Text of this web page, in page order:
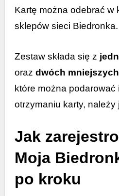
Kartę można odebrać w
sklepów sieci Biedronka.
Zestaw składa się z
oraz dwóch
które można
otrzymaniu karty, należy
Jak
Moja
po kroku